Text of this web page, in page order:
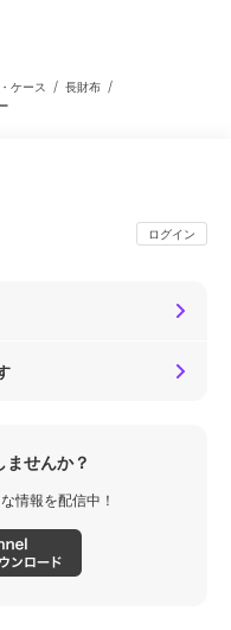
ケース / 長財布 /
ログイン
せんか？
情報を配信中！